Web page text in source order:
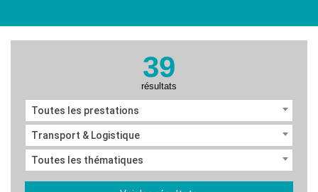
39
résultats
Toutes les prestations
Transport & Logistique
Toutes les thématiques